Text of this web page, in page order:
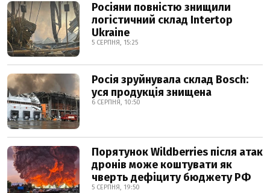
Росіяни повністю знищили
логістичний склад Intertop
Ukraine
5 СЕРПНЯ, 15:25
Росія зруйнувала склад Bosch:
уся продукція знищена
6 СЕРПНЯ, 10:50
Порятунок Wildberries після атак
дронів може коштувати як
чверть дефіциту бюджету РФ
5 СЕРПНЯ, 19:50